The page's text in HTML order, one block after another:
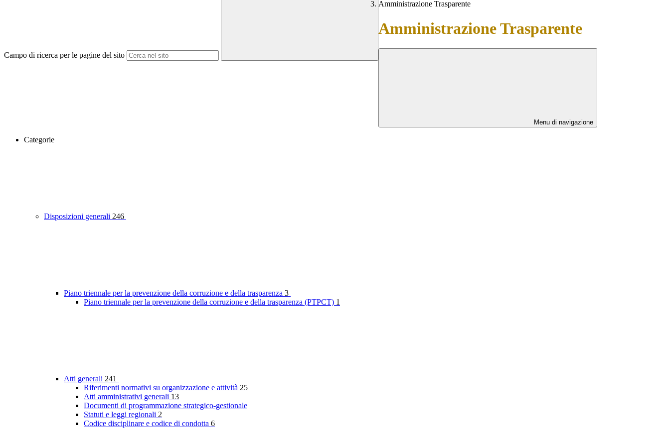
Campo di ricerca per le pagine del sito
Amministrazione Trasparente
Amministrazione Trasparente
Menu di navigazione
Categorie
Disposizioni generali 246
Piano triennale per la prevenzione della corruzione e della trasparenza 3
Piano triennale per la prevenzione della corruzione e della trasparenza (PTPCT) 1
Atti generali 241
Riferimenti normativi su organizzazione e attività 25
Atti amministrativi generali 13
Documenti di programmazione strategico-gestionale
Statuti e leggi regionali 2
Codice disciplinare e codice di condotta 6